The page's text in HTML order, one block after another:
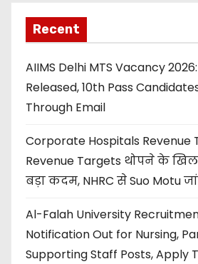
Recent
AIIMS Delhi MTS Vacancy
Released, 10th Pass
Through Email
Corporate Hospitals Revenue
Revenue Targets थोपने के
बड़ा कदम, NHRC से Suo Motu
Al-Falah University
Notification Out for Nursing,
Supporting Staff Posts, Apply